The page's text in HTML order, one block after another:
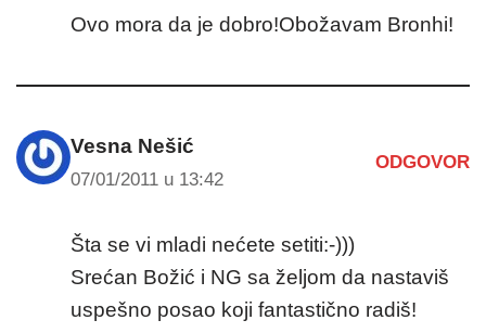
Ovo mora da je dobro!Obožavam Bronhi!
Vesna Nešić
07/01/2011 u 13:42
ODGOVOR
Šta se vi mladi nećete setiti:-)))
Srećan Božić i NG sa željom da nastaviš
uspešno posao koji fantastično radiš!